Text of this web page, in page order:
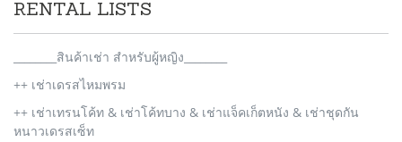
RENTAL LISTS
________สินค้าเช่า สำหรับผู้หญิง________
++ เช่าเดรสไหมพรม
++ เช่าเทรนโค้ท & เช่าโค้ทบาง & เช่าแจ็คเก็ตหนัง & เช่าชุดกัน
หนาวเดรสเซ็ท